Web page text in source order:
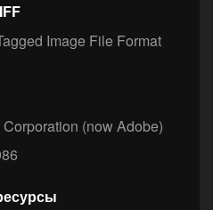
Image File Format
(now Adobe)